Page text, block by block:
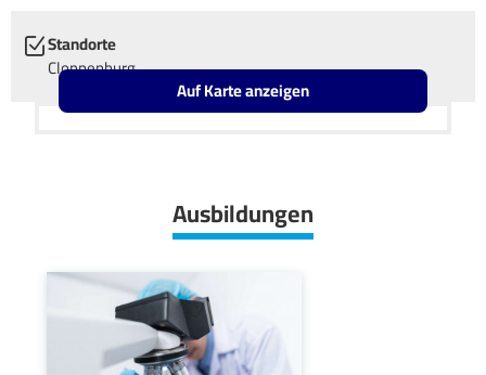
Standorte
Cloppenburg
Leaflet OpenStreetMap2
Auf Karte anzeigen
Ausbildungen